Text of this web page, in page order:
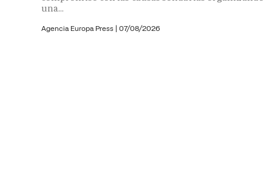
una...
Agencia Europa Press | 07/08/2026